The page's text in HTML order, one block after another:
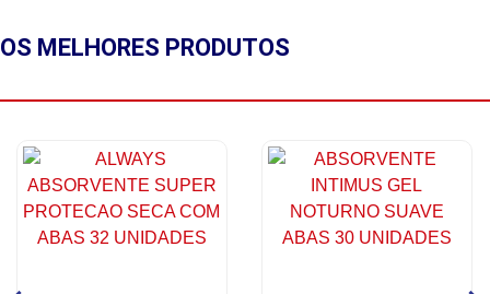
OS MELHORES PRODUTOS